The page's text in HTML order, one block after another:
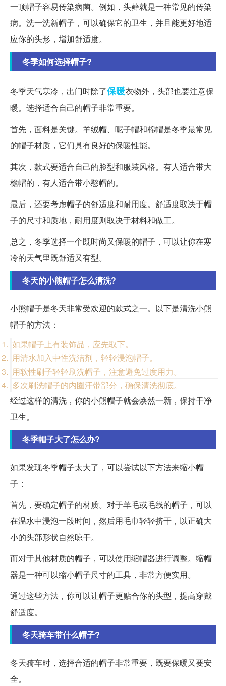
一顶帽子容易传染病菌。例如，头藓就是一种常见的传染
病。洗一洗新帽子，可以确保它的卫生，并且能更好地适
应你的头形，增加舒适度。
冬季如何选择帽子?
冬季天气寒冷，出门时除了保暖衣物外，头部也要注意保
暖。选择适合自己的帽子非常重要。
首先，面料是关键。羊绒帽、呢子帽和棉帽是冬季最常见
的帽子材质，它们具有良好的保暖性能。
其次，款式要适合自己的脸型和服装风格。有人适合带大
檐帽的，有人适合带小憨帽的。
最后，还要考虑帽子的舒适度和耐用度。舒适度取决于帽
子的尺寸和质地，耐用度则取决于材料和做工。
总之，冬季选择一个既时尚又保暖的帽子，可以让你在寒
冷的天气里既舒适又有型。
冬天的小熊帽子怎么清洗?
小熊帽子是冬天非常受欢迎的款式之一。以下是清洗小熊
帽子的方法：
如果帽子上有装饰品，应先取下。
用清水加入中性洗洁剂，轻轻浸泡帽子。
用软性刷子轻轻刷洗帽子，注意避免过度用力。
多次刷洗帽子的内圈汗带部分，确保清洗彻底。
经过这样的清洗，你的小熊帽子就会焕然一新，保持干净
卫生。
冬季帽子大了怎么办?
如果发现冬季帽子太大了，可以尝试以下方法来缩小帽
子：
首先，要确定帽子的材质。对于羊毛或毛线的帽子，可以
在温水中浸泡一段时间，然后用毛巾轻轻挤干，以正确大
小的头部形状自然晾干。
而对于其他材质的帽子，可以使用缩帽器进行调整。缩帽
器是一种可以缩小帽子尺寸的工具，非常方便实用。
通过这些方法，你可以让帽子更贴合你的头型，提高穿戴
舒适度。
冬天骑车带什么帽子?
冬天骑车时，选择合适的帽子非常重要，既要保暖又要安
全。